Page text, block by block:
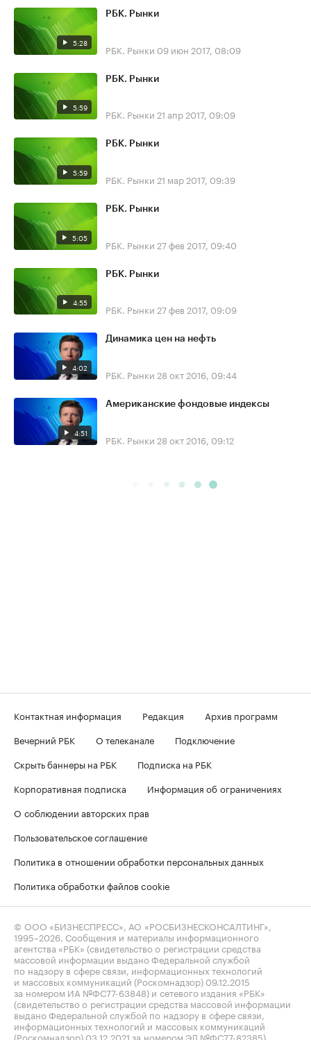
5:28
РБК. Рынки
РБК. Рынки 09 июн 2017, 08:09
5:59
РБК. Рынки
РБК. Рынки 21 апр 2017, 09:09
5:59
РБК. Рынки
РБК. Рынки 21 мар 2017, 09:39
5:05
РБК. Рынки
РБК. Рынки 27 фев 2017, 09:40
4:55
РБК. Рынки
РБК. Рынки 27 фев 2017, 09:09
4:02
Динамика цен на нефть
РБК. Рынки 28 окт 2016, 09:44
4:51
Американские фондовые индексы
РБК. Рынки 28 окт 2016, 09:12
Контактная информация Редакция
Архив программ
Вечерний РБК
О телеканале
Подключение
Скрыть баннеры на РБК
Подписка на РБК
Корпоративная подписка
Информация об ограничениях
О соблюдении авторских прав
Пользовательское соглашение
Политика в отношении обработки персональных данных
Политика обработки файлов cookie
© ООО «БИЗНЕСПРЕСС», АО «РОСБИЗНЕСКОНСАЛТИНГ»,
1995–2026 . Сообщения и материалы информационного
агентства «РБК» (свидетельство о регистрации средства
массовой информации выдано Федеральной службой
по надзору в сфере связи, информационных технологий
и массовых коммуникаций (Роскомнадзор) 09.12.2015
за номером ИА №ФС77-63848) и сетевого издания «РБК»
(свидетельство о регистрации средства массовой информации
выдано Федеральной службой по надзору в сфере связи,
информационных технологий и массовых коммуникаций
(Роскомнадзор) 03.12.2021 за номером ЭЛ №ФС77-82385)